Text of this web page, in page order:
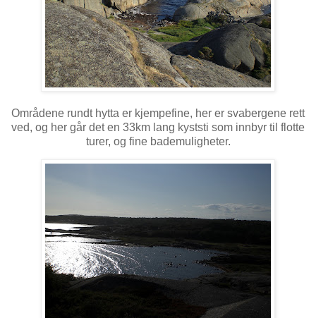
Områdene rundt hytta er kjempefine, her er svabergene rett
ved, og her går det en 33km lang kyststi som innbyr til flotte
turer, og fine bademuligheter.